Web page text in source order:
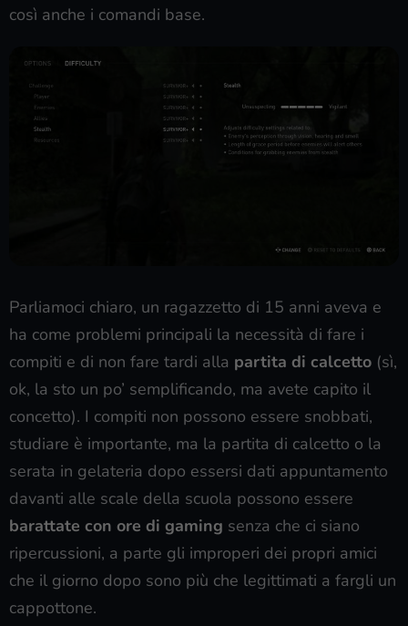
così anche i comandi base.
Parliamoci chiaro, un ragazzetto di 15 anni aveva e
ha come problemi principali la necessità di fare i
compiti e di non fare tardi alla partita di calcetto (sì,
ok, la sto un po’ semplificando, ma avete capito il
concetto). I compiti non possono essere snobbati,
studiare è importante, ma la partita di calcetto o la
serata in gelateria dopo essersi dati appuntamento
davanti alle scale della scuola possono essere
barattate con ore di gaming senza che ci siano
ripercussioni, a parte gli improperi dei propri amici
che il giorno dopo sono più che legittimati a fargli un
cappottone.